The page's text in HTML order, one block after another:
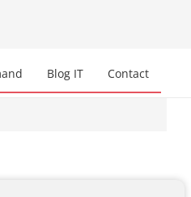
up and down arrows to
Blog IT Contact